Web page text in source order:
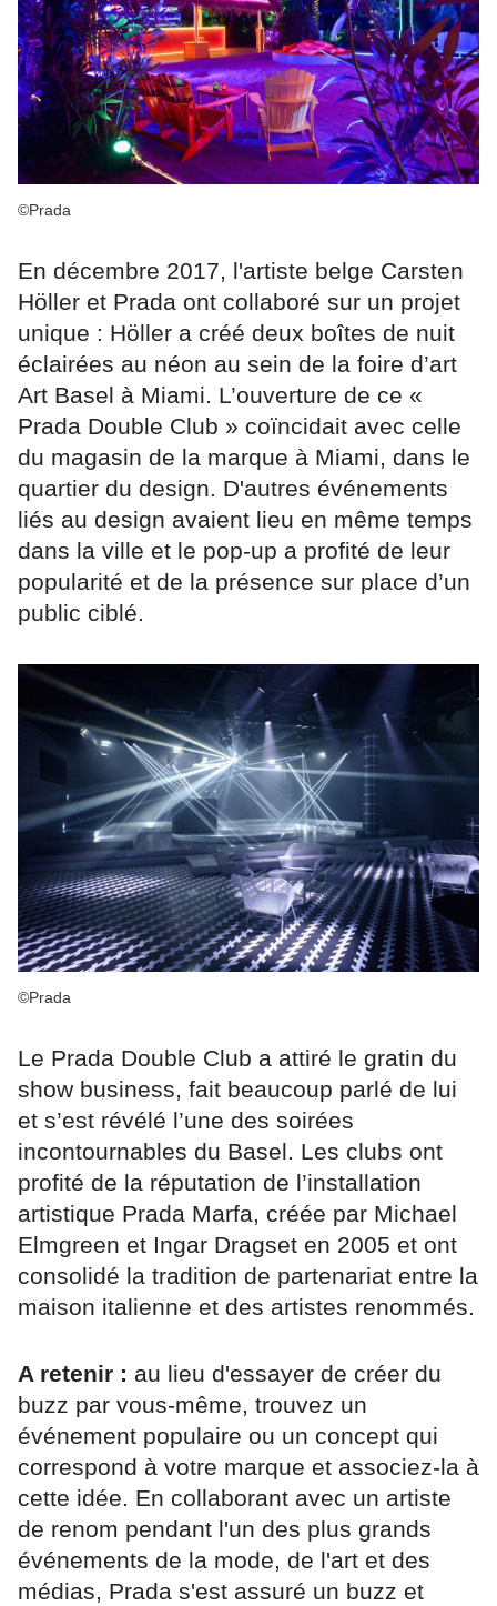
©Prada
En décembre 2017, l'artiste belge Carsten
Höller et Prada ont collaboré sur un projet
unique : Höller a créé deux boîtes de nuit
éclairées au néon au sein de la foire d’art
Art Basel à Miami. L’ouverture de ce «
Prada Double Club » coïncidait avec celle
du magasin de la marque à Miami, dans le
quartier du design. D'autres événements
liés au design avaient lieu en même temps
dans la ville et le pop-up a profité de leur
popularité et de la présence sur place d’un
public ciblé.
©Prada
Le Prada Double Club a attiré le gratin du
show business, fait beaucoup parlé de lui
et s’est révélé l’une des soirées
incontournables du Basel. Les clubs ont
profité de la réputation de l’installation
artistique Prada Marfa, créée par Michael
Elmgreen et Ingar Dragset en 2005 et ont
consolidé la tradition de partenariat entre la
maison italienne et des artistes renommés.
A retenir : au lieu d'essayer de créer du
buzz par vous-même, trouvez un
événement populaire ou un concept qui
correspond à votre marque et associez-la à
cette idée. En collaborant avec un artiste
de renom pendant l'un des plus grands
événements de la mode, de l'art et des
médias, Prada s'est assuré un buzz et